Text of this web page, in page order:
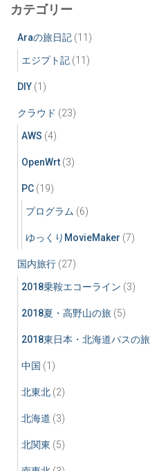
カテゴリー
Araの旅日記 (11)
エジプト記 (11)
DIY (1)
クラウド (23)
AWS (4)
OpenWrt (3)
PC (19)
プログラム (6)
ゆっくりMovieMaker (7)
国内旅行 (27)
2018乗鞍エコーライン (3)
2018夏・高野山の旅 (5)
2018東日本・北海道パスの旅
中国 (1)
北東北 (2)
北海道 (3)
北関東 (5)